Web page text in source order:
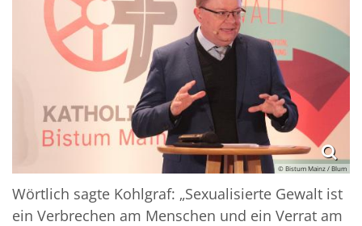
© Bistum Mainz / Blum
Wörtlich sagte Kohlgraf: „Sexualisierte Gewalt ist
ein Verbrechen am Menschen und ein Verrat am